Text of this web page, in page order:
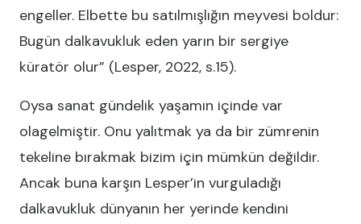
engeller. Elbette bu satılmışlığın meyvesi boldur:
Bugün dalkavukluk eden yarın bir sergiye
küratör olur” (Lesper, 2022, s.15).
Oysa sanat gündelik yaşamın içinde var
olagelmiştir. Onu yalıtmak ya da bir zümrenin
tekeline bırakmak bizim için mümkün değildir.
Ancak buna karşın Lesper’in vurguladığı
dalkavukluk dünyanın her yerinde kendini